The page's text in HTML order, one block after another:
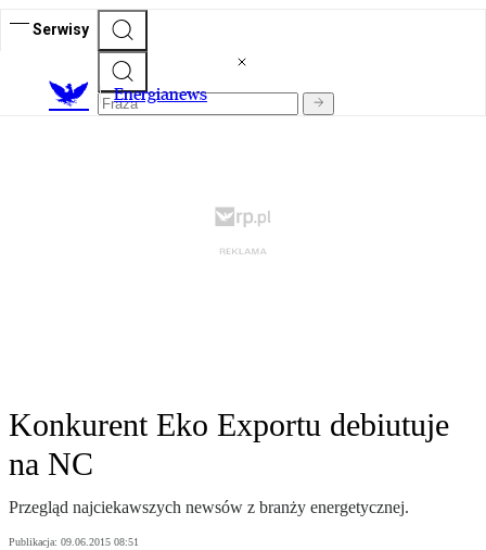
Serwisy
Energianews
Konkurent Eko Exportu debiutuje
na NC
Przegląd najciekawszych newsów z branży energetycznej.
Publikacja: 09.06.2015 08:51